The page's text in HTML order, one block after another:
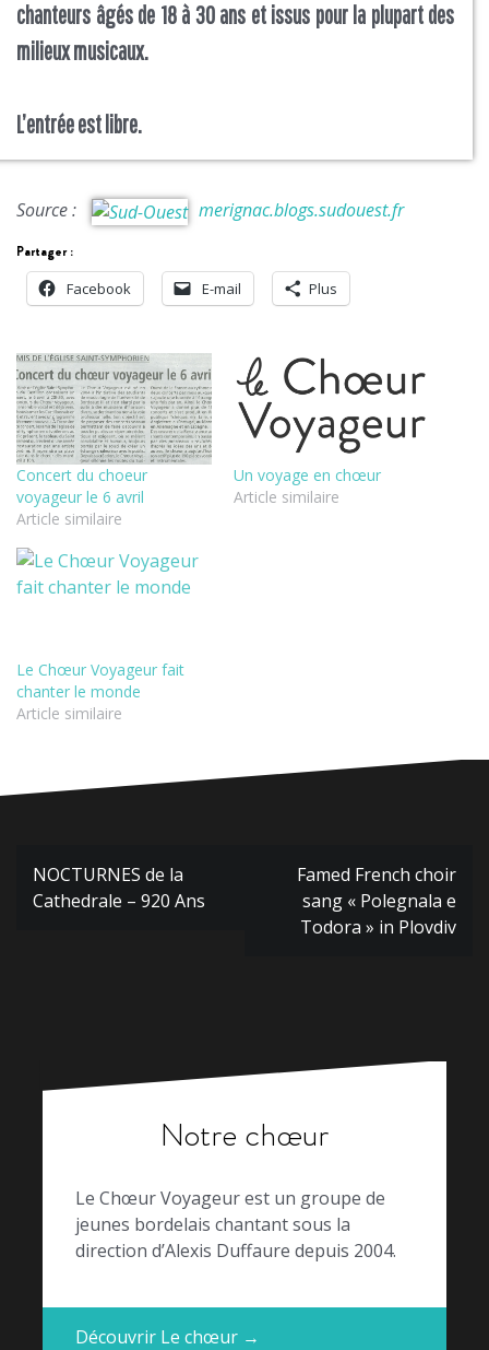
chanteurs âgés de 18 à 30 ans et issus pour la plupart des
milieux musicaux.
L’entrée est libre.
Source : merignac.blogs.sudouest.fr
Partager :
Facebook
E-mail Plus
Concert du choeur
voyageur le 6 avril
Article similaire
Un voyage en chœur
Article similaire
Le Chœur Voyageur fait
chanter le monde
Article similaire
Navigation
de
NOCTURNES de la
Cathedrale – 920 Ans
Famed French choir
sang « Polegnala e
Todora » in Plovdiv
Notre chœur
Le Chœur Voyageur est un groupe de
jeunes bordelais chantant sous la
direction d’Alexis Duffaure depuis 2004.
Découvrir Le chœur →